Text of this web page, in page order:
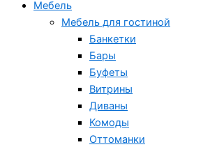
Мебель
Мебель для гостиной
Банкетки
Бары
Буфеты
Витрины
Диваны
Комоды
Оттоманки